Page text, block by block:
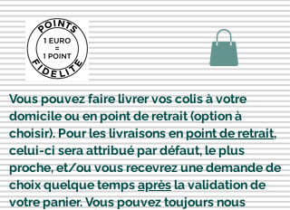
Vous pouvez faire livrer vos colis à votre
domicile ou en point de retrait (option à
choisir). Pour les livraisons enpoint de retrait,
celui-ci sera attribué par défaut, le plus
proche, et/ou vous recevrez une demande de
choix quelque tempsaprèsla validation de
votre panier. Vous pouvez toujours nous